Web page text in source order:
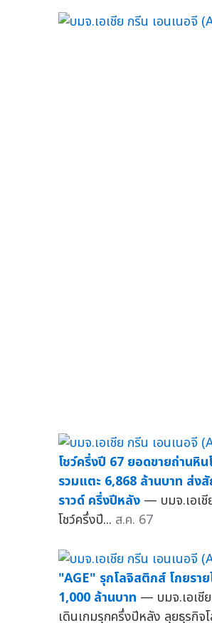
โชว์ครึ่งปี 67 ยอดขายถ่านหิ
รวมแตะ 6,868 ล้านบาท ส่
ราวด์ ครึ่งปีหลัง — บมจ.เอเชี
โชว์ครึ่งปี... ส.ค. 67
"AGE" รุกโลจิสติกส์ โกยราย
1,000 ล้านบาท — บมจ.เอเชี
เดินเกมรุกครึ่งปีหลัง ลุยธุรกิ